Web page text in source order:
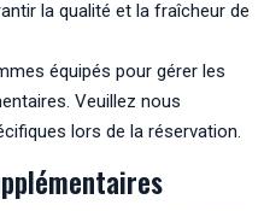
la qualité et la fraîcheur de
équipés pour gérer les
Veuillez nous
lors de la réservation.